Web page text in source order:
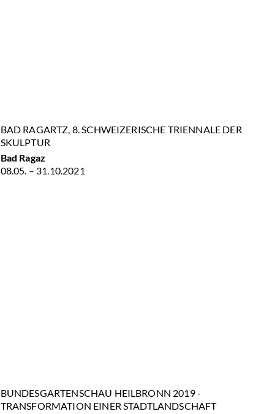
BAD RAGARTZ, 8. SCHWEIZERISCHE TRIENNALE DER
SKULPTUR
Bad Ragaz
08.05. – 31.10.2021
BUNDESGARTENSCHAU HEILBRONN 2019 -
TRANSFORMATION EINER STADTLANDSCHAFT